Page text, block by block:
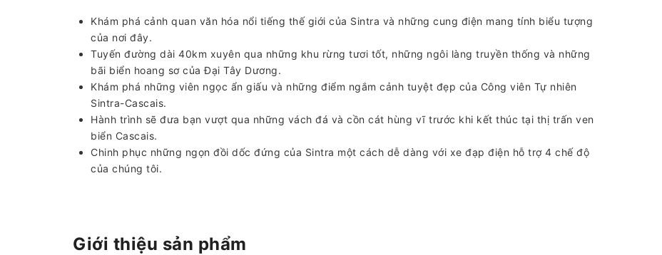
Khám phá cảnh quan văn hóa nổi tiếng thế giới của Sintra và những cung điện mang tính biểu tượng
của nơi đây.
Tuyến đường dài 40km xuyên qua những khu rừng tươi tốt, những ngôi làng truyền thống và những
bãi biển hoang sơ của Đại Tây Dương.
Khám phá những viên ngọc ẩn giấu và những điểm ngắm cảnh tuyệt đẹp của Công viên Tự nhiên
Sintra-Cascais.
Hành trình sẽ đưa bạn vượt qua những vách đá và cồn cát hùng vĩ trước khi kết thúc tại thị trấn ven
biển Cascais.
Chinh phục những ngọn đồi dốc đứng của Sintra một cách dễ dàng với xe đạp điện hỗ trợ 4 chế độ
của chúng tôi.
Giới thiệu sản phẩm